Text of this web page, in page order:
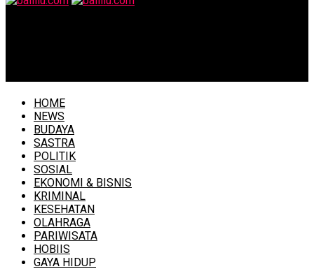
HOME
NEWS
BUDAYA
SASTRA
POLITIK
SOSIAL
EKONOMI & BISNIS
KRIMINAL
KESEHATAN
OLAHRAGA
PARIWISATA
HOBIIS
GAYA HIDUP